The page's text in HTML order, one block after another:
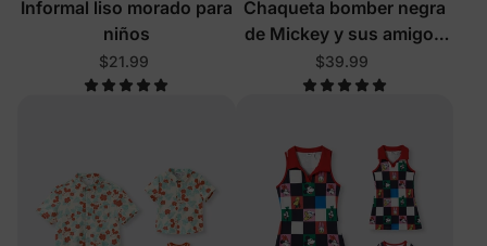
Informal liso morado para
niños
$21.99
Chaqueta bomber negra
de Mickey y sus amigos
para Halloween, para
niños pequeños y niños
$39.99